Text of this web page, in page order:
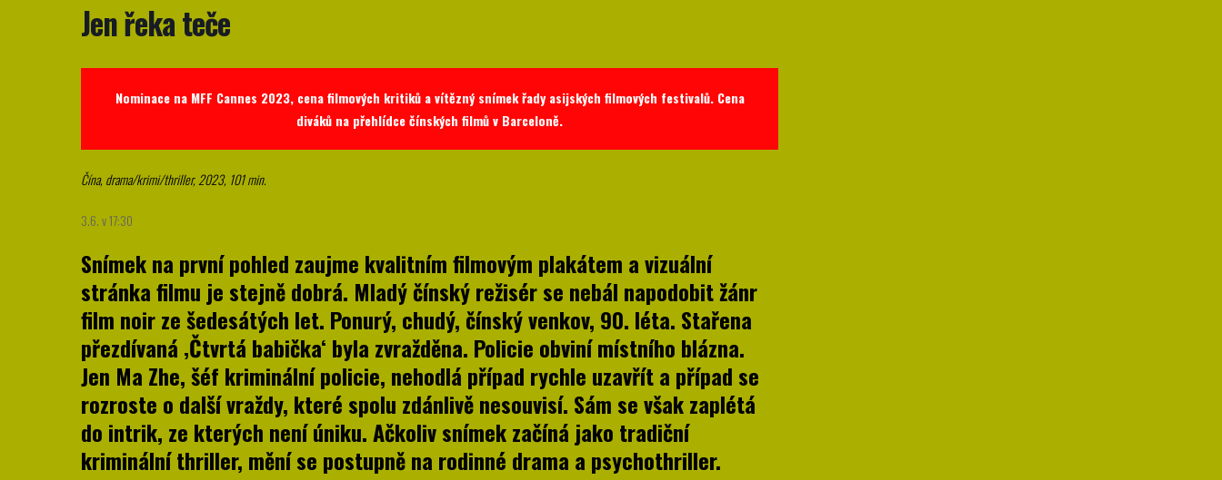
Jen řeka teče
Nominace na MFF Cannes 2023, cena filmových kritiků a vítězný snímek řady asijských filmových festivalů. Cena
diváků na přehlídce čínských filmů v Barceloně.
Čína, drama/krimi/thriller, 2023, 101 min.
3.6. v 17:30
Snímek na první pohled zaujme kvalitním filmovým plakátem a vizuální
stránka filmu je stejně dobrá. Mladý čínský režisér se nebál napodobit žánr
film noir ze šedesátých let. Ponurý, chudý, čínský venkov, 90. léta. Stařena
přezdívaná ‚Čtvrtá babička‘ byla zvražděna. Policie obviní místního blázna.
Jen Ma Zhe, šéf kriminální policie, nehodlá případ rychle uzavřít a případ se
rozroste o další vraždy, které spolu zdánlivě nesouvisí. Sám se však zaplétá
do intrik, ze kterých není úniku. Ačkoliv snímek začíná jako tradiční
kriminální thriller, mění se postupně na rodinné drama a psychothriller.